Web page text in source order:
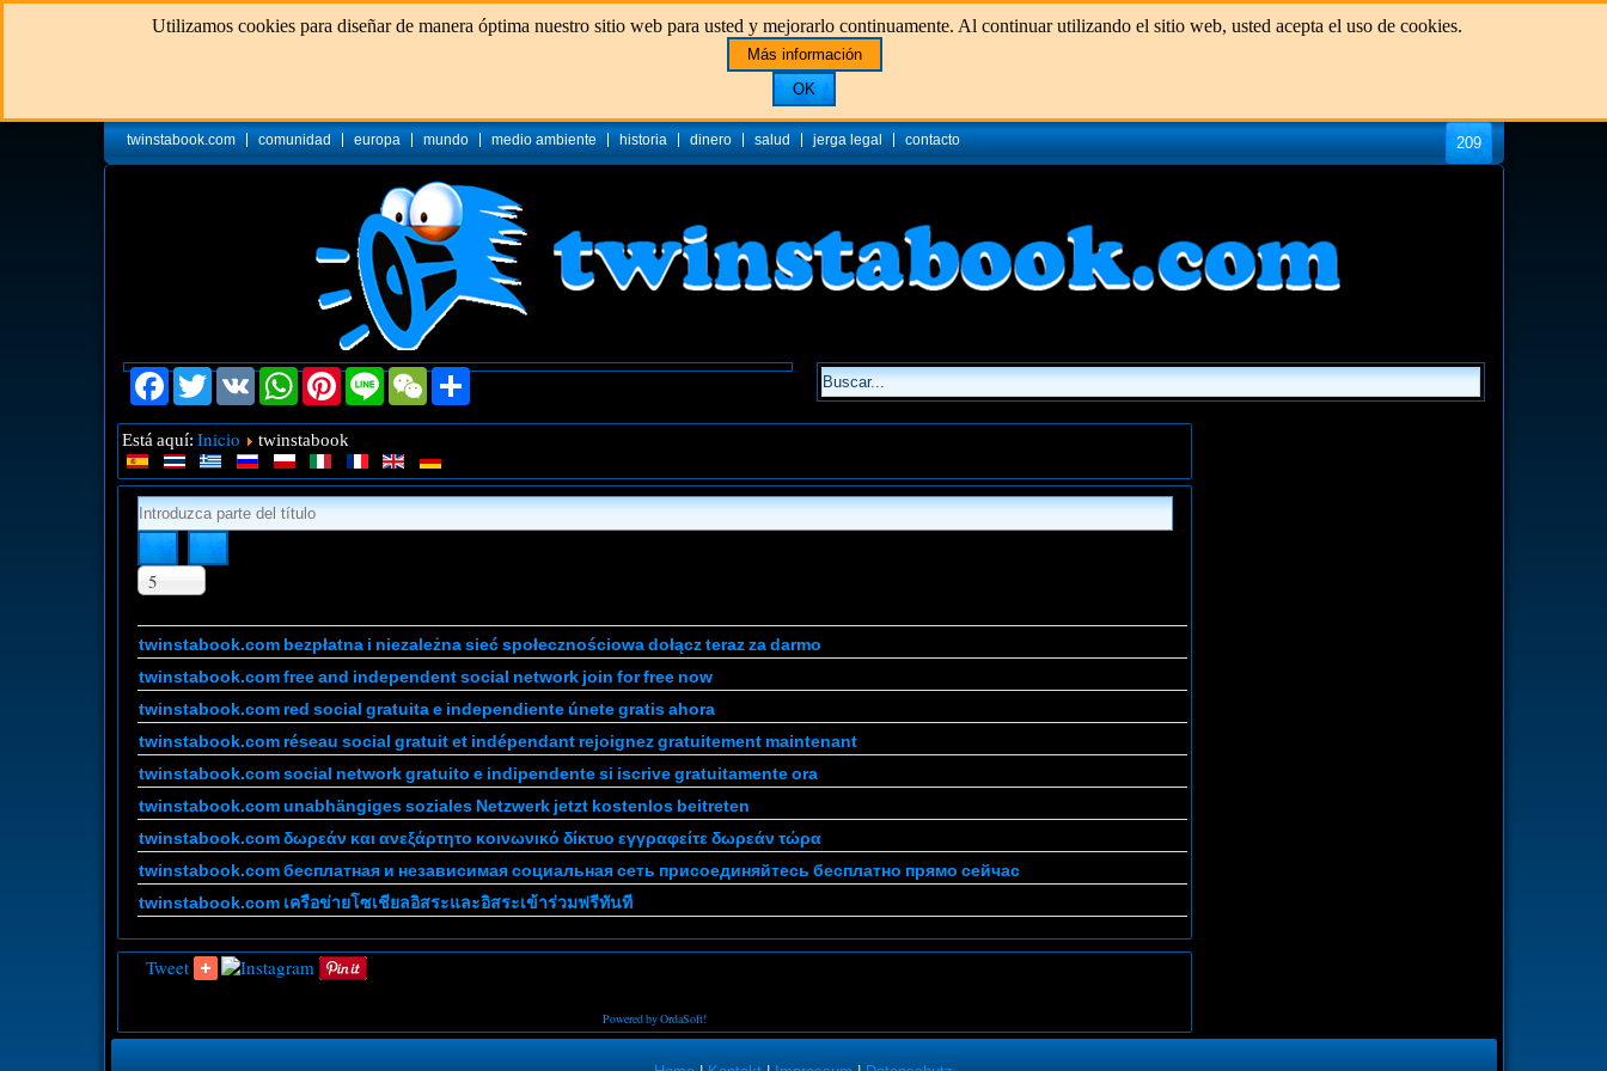
Utilizamos cookies para diseñar de manera óptima nuestro sitio web para usted y mejorarlo continuamente. Al continuar utilizando el sitio web, usted acepta el uso de cookies.
Más información
OK
209
twinstabook.com comunidad europa mundo medio ambiente historia dinero salud jerga legal contacto
FacebookTwitterVK WhatsAppPinterest
Line WeChatShare
Está aquí: Inicio twinstabook
Introduzca
parte
del
título
Cantidad
a
5
twinstabook.com bezpłatna i niezależna sieć społecznościowa dołącz teraz za darmo
twinstabook.com free and independent social network join for free now
twinstabook.com red social gratuita e independiente únete gratis ahora
twinstabook.com réseau social gratuit et indépendant rejoignez gratuitement maintenant
twinstabook.com social network gratuito e indipendente si iscrive gratuitamente ora
twinstabook.com unabhängiges soziales Netzwerk jetzt kostenlos beitreten
twinstabook.com δωρεάν και ανεξάρτητο κοινωνικό δίκτυο εγγραφείτε δωρεάν τώρα
twinstabook.com бесплатная и независимая социальная сеть присоединяйтесь бесплатно прямо сейчас
twinstabook.com เครือข่ายโซเชียลอิสระและอิสระเข้าร่วมฟรีทันที
Tweet
Powered by OrdaSoft!